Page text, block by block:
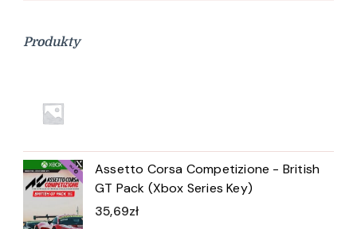
Produkty
Assetto Corsa Competizione - British
GT Pack (Xbox Series Key)
35,69zł